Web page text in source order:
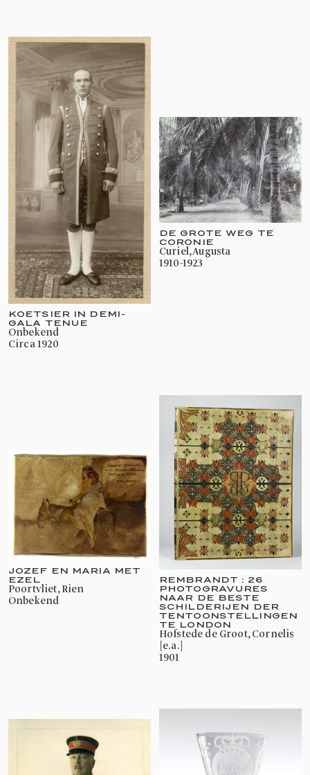
KOETSIER IN DEMI-
GALA TENUE
onbekend
circa 1920
DE GROTE WEG TE
CORONIE
Curiel, Augusta
1910-1923
JOZEF EN MARIA MET
EZEL
Poortvliet, Rien
onbekend
REMBRANDT : 26
PHOTOGRAVURES
NAAR DE BESTE
SCHILDERIJEN DER
TENTOONSTELLINGEN
TE LONDON
Hofstede de Groot, Cornelis
[e.a.]
1901